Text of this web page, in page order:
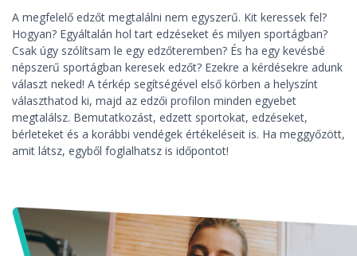
A megfelelő edzőt megtalálni nem egyszerű. Kit keressek fel?
Hogyan? Egyáltalán hol tart edzéseket és milyen sportágban?
Csak úgy szólítsam le egy edzőteremben? És ha egy kevésbé
népszerű sportágban keresek edzőt? Ezekre a kérdésekre adunk
választ neked! A térkép segítségével első körben a helyszínt
választhatod ki, majd az edzői profilon minden egyebet
megtalálsz. Bemutatkozást, edzett sportokat, edzéseket,
bérleteket és a korábbi vendégek értékeléseit is. Ha meggyőzött,
amit látsz, egyből foglalhatsz is időpontot!